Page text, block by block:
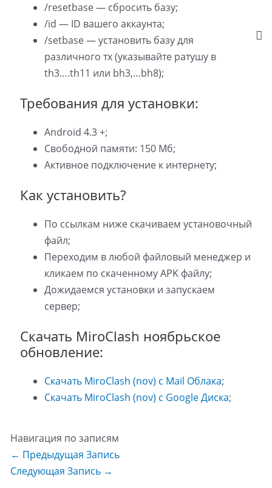
/resetbase — сбросить базу;
/id — ID вашего аккаунта;
/setbase — установить базу для
различного тх (указывайте ратушу в
th3….th11 или bh3,…bh8);
Требования для установки:
Android 4.3 +;
Свободной памяти: 150 Мб;
Активное подключение к интернету;
Как установить?
По ссылкам ниже скачиваем установочный
файл;
Переходим в любой файловый менеджер и
кликаем по скаченному APK файлу;
Дожидаемся установки и запускаем
сервер;
Скачать MiroClash ноябрьское
обновление:
Скачать MiroClash (nov) с Mail Облака;
Скачать MiroClash (nov) с Google Диска;
Навигация по записям
← Предыдущая Запись
Следующая Запись →